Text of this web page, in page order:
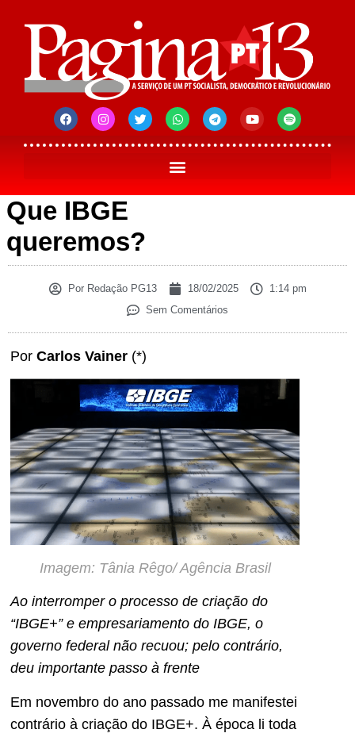
Que IBGE
queremos?
PorRedação PG13 18/02/2025
1:14 pm
Sem Comentários
Por Carlos Vainer (*)
Imagem: Tânia Rêgo/ Agência Brasil
Ao interromper o processo de criação do
“IBGE+” e empresariamento do IBGE, o
governo federal não recuou; pelo contrário,
deu importante passo à frente
Em novembro do ano passado me manifestei
contrário à criação do IBGE+. À época li toda